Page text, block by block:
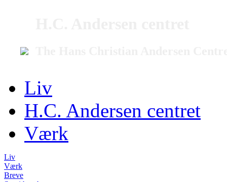
Liv
H.C. Andersen centret
Værk
Liv
Værk
Breve